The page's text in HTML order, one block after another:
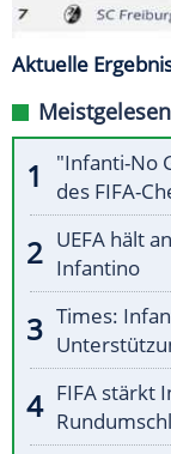
Aktuelle
Meistgelesen
"Infanti-No
des FIFA-
UEFA hält
Infantino
Times:
FIFA stärkt